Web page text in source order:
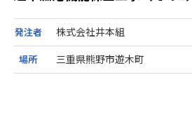
発注者 株式会社井本組
場所 三重県熊野市遊木町